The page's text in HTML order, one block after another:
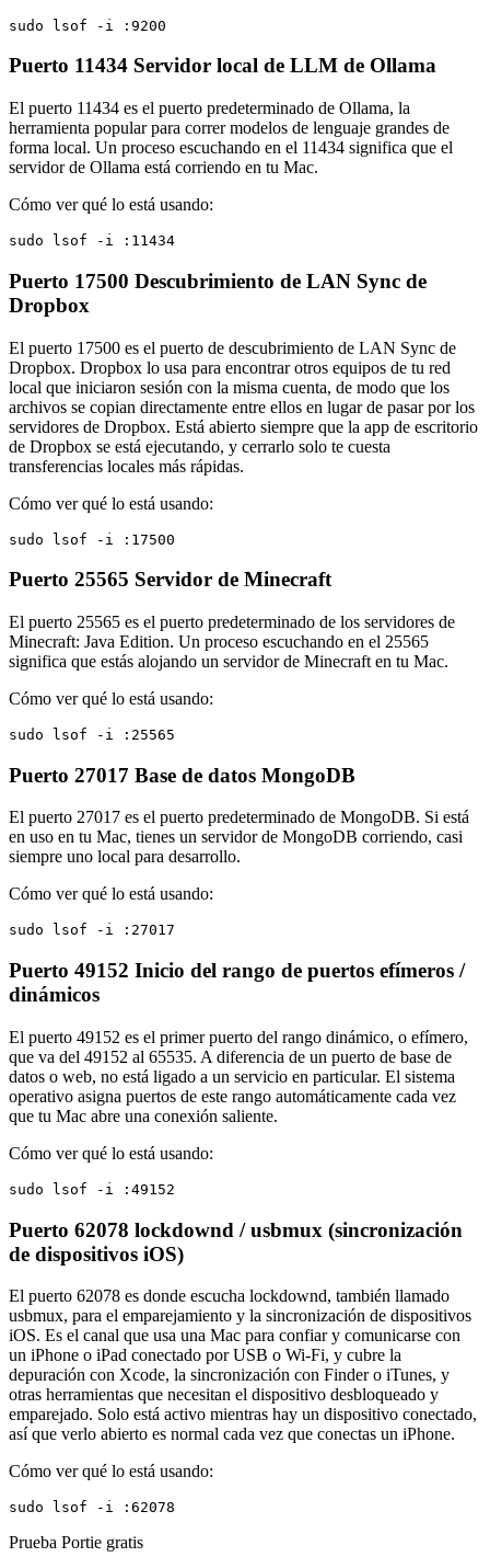
sudo lsof -i :9200
Puerto 11434 Servidor local de LLM de Ollama
El puerto 11434 es el puerto predeterminado de Ollama, la
herramienta popular para correr modelos de lenguaje grandes de
forma local. Un proceso escuchando en el 11434 significa que el
servidor de Ollama está corriendo en tu Mac.
Cómo ver qué lo está usando:
sudo lsof -i :11434
Puerto 17500 Descubrimiento de LAN Sync de
Dropbox
El puerto 17500 es el puerto de descubrimiento de LAN Sync de
Dropbox. Dropbox lo usa para encontrar otros equipos de tu red
local que iniciaron sesión con la misma cuenta, de modo que los
archivos se copian directamente entre ellos en lugar de pasar por los
servidores de Dropbox. Está abierto siempre que la app de escritorio
de Dropbox se está ejecutando, y cerrarlo solo te cuesta
transferencias locales más rápidas.
Cómo ver qué lo está usando:
sudo lsof -i :17500
Puerto 25565 Servidor de Minecraft
El puerto 25565 es el puerto predeterminado de los servidores de
Minecraft: Java Edition. Un proceso escuchando en el 25565
significa que estás alojando un servidor de Minecraft en tu Mac.
Cómo ver qué lo está usando:
sudo lsof -i :25565
Puerto 27017 Base de datos MongoDB
El puerto 27017 es el puerto predeterminado de MongoDB. Si está
en uso en tu Mac, tienes un servidor de MongoDB corriendo, casi
siempre uno local para desarrollo.
Cómo ver qué lo está usando:
sudo lsof -i :27017
Puerto 49152 Inicio del rango de puertos efímeros /
dinámicos
El puerto 49152 es el primer puerto del rango dinámico, o efímero,
que va del 49152 al 65535. A diferencia de un puerto de base de
datos o web, no está ligado a un servicio en particular. El sistema
operativo asigna puertos de este rango automáticamente cada vez
que tu Mac abre una conexión saliente.
Cómo ver qué lo está usando:
sudo lsof -i :49152
Puerto 62078 lockdownd / usbmux (sincronización
de dispositivos iOS)
El puerto 62078 es donde escucha lockdownd, también llamado
usbmux, para el emparejamiento y la sincronización de dispositivos
iOS. Es el canal que usa una Mac para confiar y comunicarse con
un iPhone o iPad conectado por USB o Wi-Fi, y cubre la
depuración con Xcode, la sincronización con Finder o iTunes, y
otras herramientas que necesitan el dispositivo desbloqueado y
emparejado. Solo está activo mientras hay un dispositivo conectado,
así que verlo abierto es normal cada vez que conectas un iPhone.
Cómo ver qué lo está usando:
sudo lsof -i :62078
Prueba Portie gratis